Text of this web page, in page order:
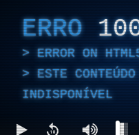
ERRO
ERROR ON
ESTE
INDISPONÍVEL